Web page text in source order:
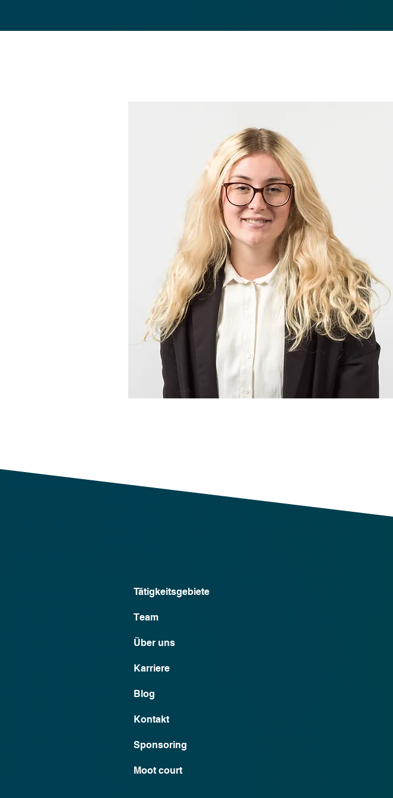
Tätigkeitsgebiete
Team
Über uns
Karriere
Blog
Kontakt
Sponsoring
Moot court